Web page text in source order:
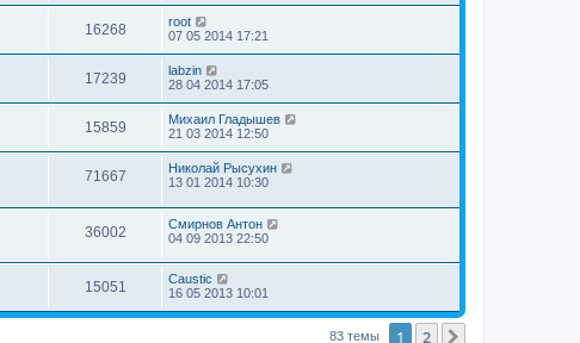
16268
root
07 05 2014 17:21
17239
labzin
28 04 2014 17:05
15859
Михаил Гладышев
21 03 2014 12:50
71667
Николай Рысухин
13 01 2014 10:30
36002
Смирнов Антон
04 09 2013 22:50
15051
Caustic
16 05 2013 10:01
83 темы 1 2